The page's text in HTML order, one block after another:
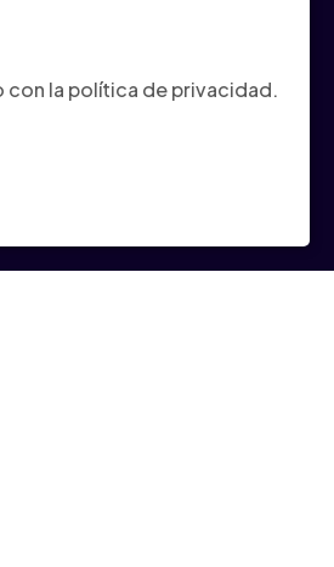
con la política de privacidad.